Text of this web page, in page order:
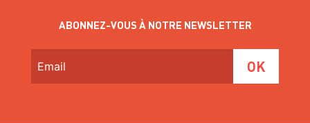
ABONNEZ-VOUS À NOTRE NEWSLETTER